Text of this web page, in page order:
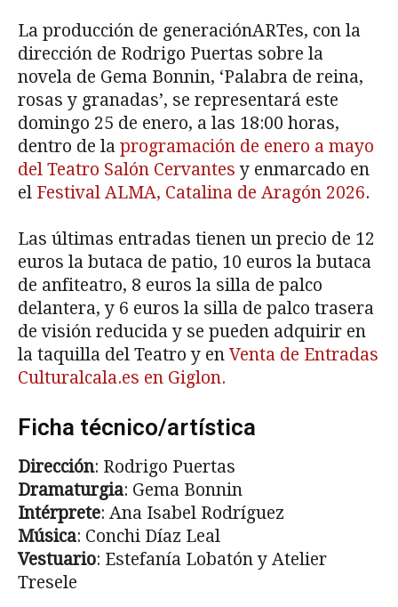
La producción de generaciónARTes, con la
dirección de Rodrigo Puertas sobre la
novela de Gema Bonnin, ‘Palabra de reina,
rosas y granadas’, se representará este
domingo 25 de enero, a las 18:00 horas,
dentro de la programación de enero a mayo
del Teatro Salón Cervantes y enmarcado en
el Festival ALMA, Catalina de Aragón 2026.
Las últimas entradas tienen un precio de 12
euros la butaca de patio, 10 euros la butaca
de anfiteatro, 8 euros la silla de palco
delantera, y 6 euros la silla de palco trasera
de visión reducida y se pueden adquirir en
la taquilla del Teatro y enVenta de Entradas
Culturalcala.es en Giglon.
Ficha técnico/artística
Dirección: Rodrigo Puertas
Dramaturgia: Gema Bonnin
Intérprete: Ana Isabel Rodríguez
Música: Conchi Díaz Leal
Vestuario: Estefanía Lobatón y Atelier
Tresele